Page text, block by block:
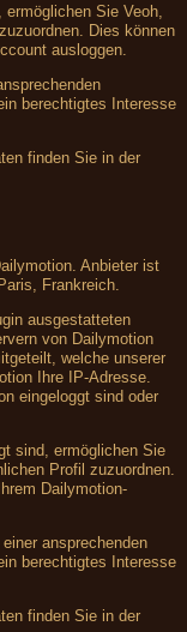
Sie Veoh,
Dies können
ausloggen.
berechtigtes Interesse
finden Sie in der
Anbieter ist
Frankreich.
ausgestatteten
von Dailymotion
welche unserer
Ihre IP-Adresse.
eingeloggt sind oder
sind, ermöglichen Sie
Profil zuzuordnen.
Dailymotion-
ansprechenden
berechtigtes Interesse
finden Sie in der